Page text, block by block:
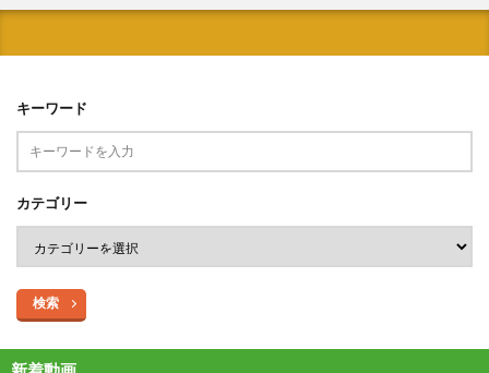
キーワード
カテゴリー
検索